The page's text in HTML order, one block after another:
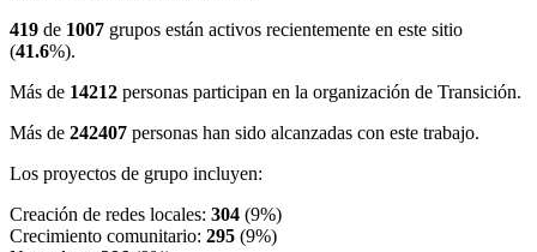
419 de 1007 grupos están activos recientemente en este sitio
(41.6%).
Más de 14212 personas participan en la organización de Transición.
Más de 242407 personas han sido alcanzadas con este trabajo.
Los proyectos de grupo incluyen:
Creación de redes locales: 304 (9%)
Crecimiento comunitario: 295 (9%)